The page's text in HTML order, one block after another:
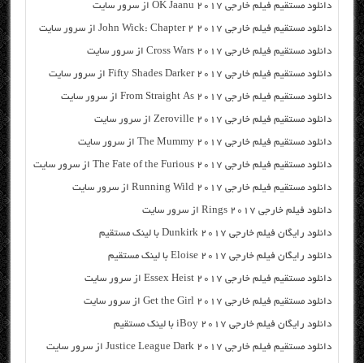
دانلود مستقیم فیلم خارجی OK Jaanu 2017 از سرور سایت
دانلود مستقیم فیلم خارجی John Wick: Chapter 2 2017 از سرور سایت
دانلود مستقیم فیلم خارجی Cross Wars 2017 از سرور سایت
دانلود مستقیم فیلم خارجی Fifty Shades Darker 2017 از سرور سایت
دانلود مستقیم فیلم خارجی From Straight As 2017 از سرور سایت
دانلود مستقیم فیلم خارجی Zeroville 2017 از سرور سایت
دانلود مستقیم فیلم خارجی The Mummy 2017 از سرور سایت
دانلود مستقیم فیلم خارجی The Fate of the Furious 2017 از سرور سایت
دانلود مستقیم فیلم خارجی Running Wild 2017 از سرور سایت
دانلود فیلم خارجی Rings 2017 از سرور سایت
دانلود رایگان فیلم خارجی Dunkirk 2017 با لینک مستقیم
دانلود رایگان فیلم خارجی Eloise 2017 با لینک مستقیم
دانلود مستقیم فیلم خارجی Essex Heist 2017 از سرور سایت
دانلود مستقیم فیلم خارجی Get the Girl 2017 از سرور سایت
دانلود رایگان فیلم خارجی iBoy 2017 با لینک مستقیم
دانلود مستقیم فیلم خارجی Justice League Dark 2017 از سرور سایت